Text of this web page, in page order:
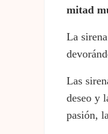
mitad
La
Las
deseo y
pasión,